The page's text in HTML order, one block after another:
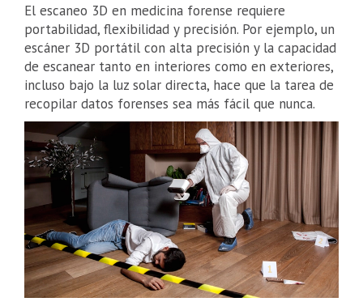
El escaneo 3D en medicina forense requiere
portabilidad, flexibilidad y precisión. Por ejemplo, un
escáner 3D portátil con alta precisión y la capacidad
de escanear tanto en interiores como en exteriores,
incluso bajo la luz solar directa, hace que la tarea de
recopilar datos forenses sea más fácil que nunca.